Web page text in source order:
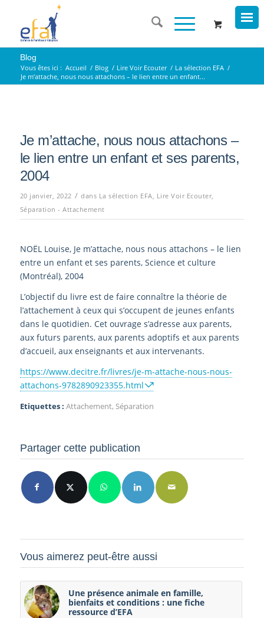
Blog
Vous êtes ici : Accueil / Blog / Lire Voir Ecouter / La sélection EFA /
Je m’attache, nous nous attachons – le lien entre un enfant...
Je m’attache, nous nous attachons –
le lien entre un enfant et ses parents,
2004
20 janvier, 2022 / dans La sélection EFA, Lire Voir Ecouter,
Séparation - Attachement
NOËL Louise, Je m’attache, nous nous attachons – le lien
entre un enfant et ses parents, Science et culture
(Montréal), 2004
L’objectif du livre est de faire connaître la théorie de
l’attachement à ceux qui s’occupent de jeunes enfants
dans le quotidien. Cet ouvrage s’adresse aux parents,
aux futurs parents, aux parents adoptifs et aux parents
d’accueil, aux enseignants et aux intervenants.
https://www.decitre.fr/livres/je-m-attache-nous-nous-
attachons-9782890923355.html
Etiquettes : Attachement, Séparation
Partager cette publication
Vous aimerez peut-être aussi
Une présence animale en famille,
bienfaits et conditions : une fiche
ressource d’EFA